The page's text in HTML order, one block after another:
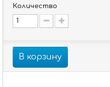
Количество
В корзину